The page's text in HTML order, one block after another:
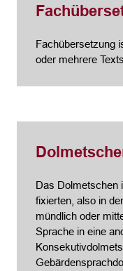
Fachübersetzung
oder mehrere
Das Dolmetschen
fixierten, also in
mündlich oder
Sprache in eine